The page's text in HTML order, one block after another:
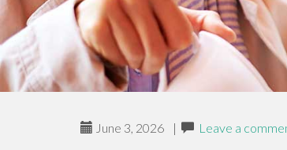
June 3, 2026 | Leave a